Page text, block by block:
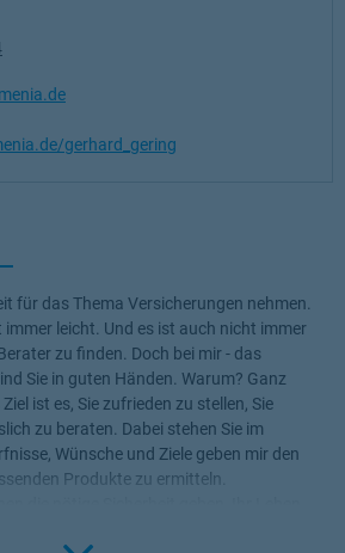
für das Thema Versicherungen nehmen.
leicht. Und es ist auch nicht immer
zu finden. Doch bei mir - das
Sie in guten Händen. Warum? Ganz
ist es, Sie zufrieden zu stellen, Sie
zu beraten. Dabei stehen Sie im
Wünsche und Ziele geben mir den
Produkte zu ermitteln.
gerhard_gering